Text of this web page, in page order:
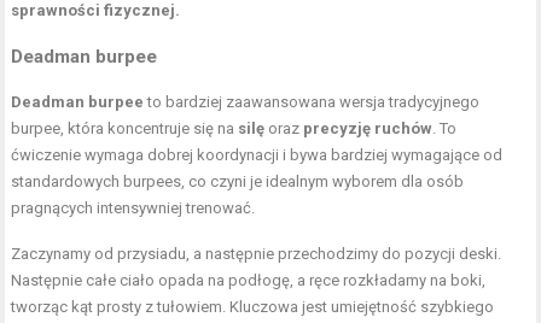
sprawności fizycznej.
Deadman burpee
Deadman burpee to bardziej zaawansowana wersja tradycyjnego
burpee, która koncentruje się na silę oraz precyzję ruchów. To
ćwiczenie wymaga dobrej koordynacji i bywa bardziej wymagające od
standardowych burpees, co czyni je idealnym wyborem dla osób
pragnących intensywniej trenować.
Zaczynamy od przysiadu, a następnie przechodzimy do pozycji deski.
Następnie całe ciało opada na podłogę, a ręce rozkładamy na boki,
tworząc kąt prosty z tułowiem. Kluczowa jest umiejętność szybkiego